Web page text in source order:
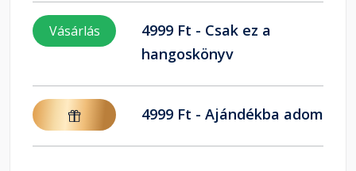
Vásárlás
4999 Ft - Csak ez a
hangoskönyv
4999 Ft - Ajándékba adom